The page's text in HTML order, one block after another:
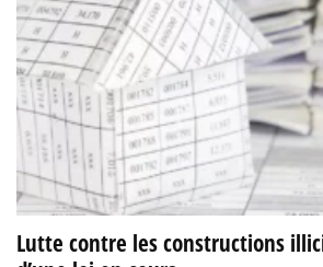
Lutte contre les constructions